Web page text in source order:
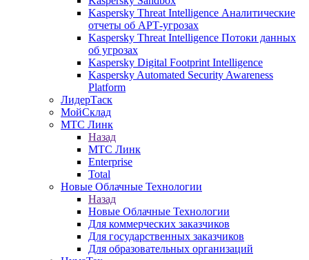
Kaspersky Threat Intelligence Аналитические
отчеты об АРТ-угрозах
Kaspersky Threat Intelligence Потоки данных
об угрозах
Kaspersky Digital Footprint Intelligence
Kaspersky Automated Security Awareness
Platform
ЛидерТаск
МойСклад
МТС Линк
Назад
МТС Линк
Enterprise
Total
Новые Облачные Технологии
Назад
Новые Облачные Технологии
Для коммерческих заказчиков
Для государственных заказчиков
Для образовательных организаций